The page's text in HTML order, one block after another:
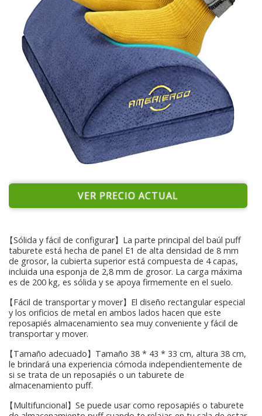
VER PRECIO ACTUAL
【Sólida y fácil de configurar】La parte principal del baúl puff
taburete está hecha de panel E1 de alta densidad de 8 mm
de grosor, la cubierta superior está compuesta de 4 capas,
incluida una esponja de 2,8 mm de grosor. La carga máxima
es de 200 kg, es sólida y se apoya firmemente en el suelo.
【Fácil de transportar y mover】El diseño rectangular especial
y los orificios de metal en ambos lados hacen que este
reposapiés almacenamiento sea muy conveniente y fácil de
transportar y mover.
【Tamaño adecuado】Tamaño 38 * 43 * 33 cm, altura 38 cm,
le brindará una experiencia cómoda independientemente de
si se trata de un reposapiés o un taburete de
almacenamiento puff.
【Multifuncional】Se puede usar como reposapiés o taburete